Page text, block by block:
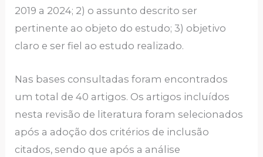
2019 a 2024; 2) o assunto descrito ser
pertinente ao objeto do estudo; 3) objetivo
claro e ser fiel ao estudo realizado.
Nas bases consultadas foram encontrados
um total de 40 artigos. Os artigos incluídos
nesta revisão de literatura foram selecionados
após a adoção dos critérios de inclusão
citados, sendo que após a análise